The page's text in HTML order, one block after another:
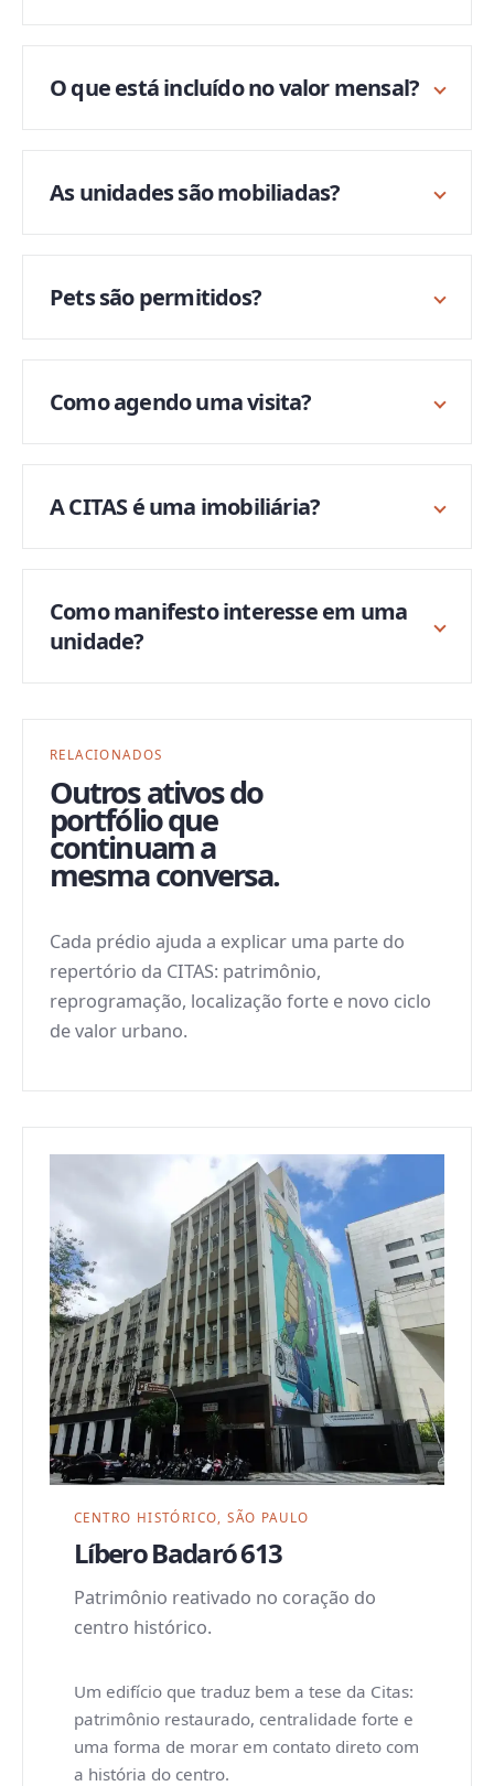
O que está incluído no valor mensal?
As unidades são mobiliadas?
Pets são permitidos?
Como agendo uma visita?
A CITAS é uma imobiliária?
Como manifesto interesse em uma
unidade?
RELACIONADOS
Outros ativos do
portfólio que
continuam a
mesma conversa.
Cada prédio ajuda a explicar uma parte do
repertório da CITAS: patrimônio,
reprogramação, localização forte e novo ciclo
de valor urbano.
CENTRO HISTÓRICO, SÃO PAULO
Líbero Badaró 613
Patrimônio reativado no coração do
centro histórico.
Um edifício que traduz bem a tese da Citas:
patrimônio restaurado, centralidade forte e
uma forma de morar em contato direto com
a história do centro.